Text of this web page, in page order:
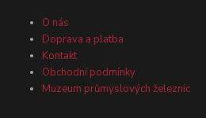
O nás
Doprava a platba
Kontakt
Obchodní podmínky
Muzeum průmyslových železnic